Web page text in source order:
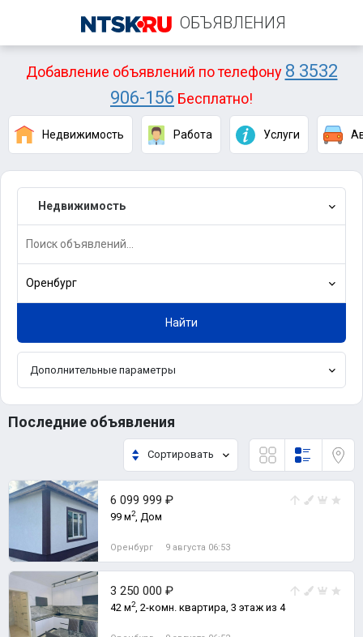
ОБЪЯВЛЕНИЯ
Добавление объявлений по телефону 8 3532
906-156 Бесплатно!
Недвижимость Работа Услуги
Недвижимость
Оренбург
Найти
Дополнительные параметры
Последние объявления
Сортировать
6 099 999 ₽
99 м2, Дом
Оренбург 9 августа 06:53
3 250 000 ₽
42 м2, 2-комн. квартира, 3 этаж из 4